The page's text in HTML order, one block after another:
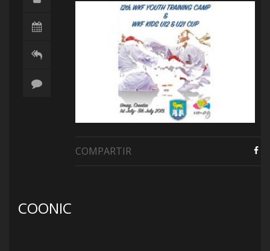
COMPARTIR
COONIC